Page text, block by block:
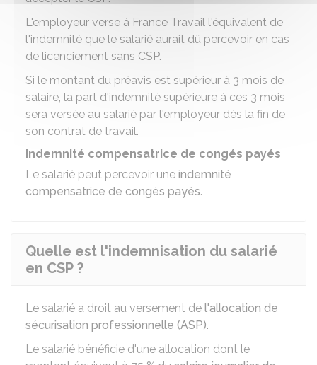
L'employeur verse à France Travail l'équivalent de
l'indemnité que le salarié aurait dû percevoir en cas
de licenciement sans CSP.
Si le montant du préavis est supérieur à 3 mois de
salaire, la part d'indemnité supérieure à ces 3 mois
sera versée au salarié par l'employeur dès la fin de
son contrat de travail.
Indemnité compensatrice de congés payés
Le salarié peut percevoir une indemnité
compensatrice de congés payés.
Quelle est l'indemnisation du salarié
en CSP ?
Le salarié a droit au versement de l'allocation de
sécurisation professionnelle (ASP).
Le salarié bénéficie d'une allocation dont le